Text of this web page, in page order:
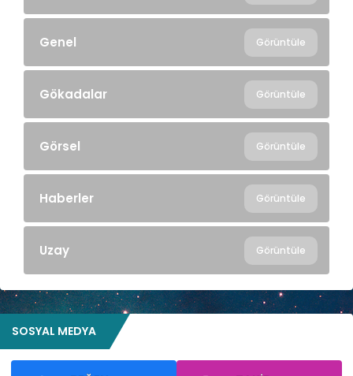
Genel Görüntüle
Gökadalar Görüntüle
Görsel Görüntüle
Haberler Görüntüle
Uzay Görüntüle
SOSYAL MEDYA